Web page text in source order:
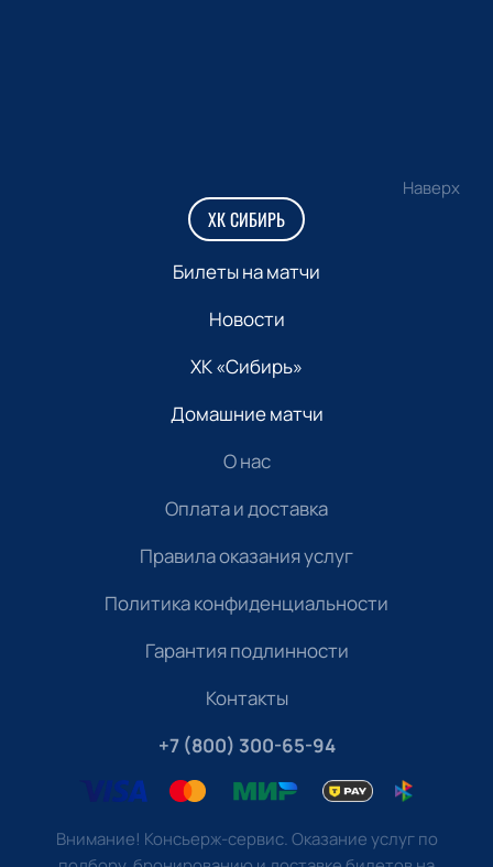
Наверх
ХК СИБИРЬ
Билеты на матчи
Новости
ХК «Сибирь»
Домашние матчи
О нас
Оплата и доставка
Правила оказания услуг
Политика конфиденциальности
Гарантия подлинности
Контакты
+7 (800) 300-65-94
Внимание! Консьерж-сервис. Оказание услуг по